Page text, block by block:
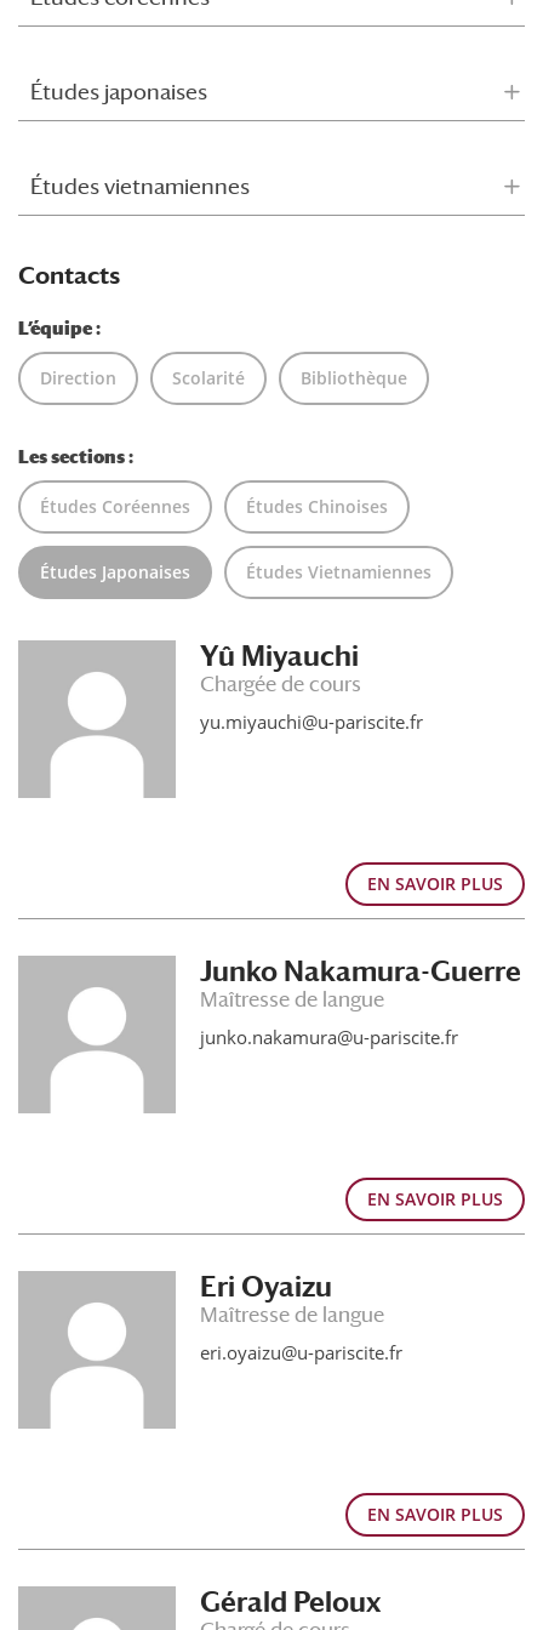
Études japonaises
Études vietnamiennes
Contacts
L’équipe :
Direction Scolarité Bibliothèque
Les sections :
Études Coréennes Études Chinoises
Études Japonaises Études Vietnamiennes
Yû Miyauchi
Chargée de cours
yu.miyauchi@u-pariscite.fr
EN SAVOIR PLUS
Junko Nakamura-Guerre
Maîtresse de langue
junko.nakamura@u-pariscite.fr
EN SAVOIR PLUS
Eri Oyaizu
Maîtresse de langue
eri.oyaizu@u-pariscite.fr
EN SAVOIR PLUS
Gérald Peloux